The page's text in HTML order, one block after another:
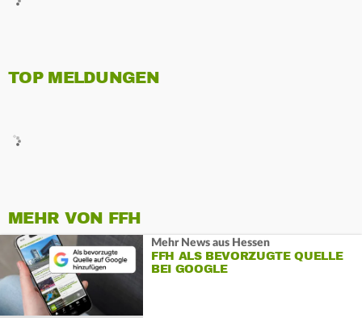
TOP MELDUNGEN
MEHR VON FFH
Mehr News aus Hessen
FFH ALS BEVORZUGTE QUELLE
BEI GOOGLE